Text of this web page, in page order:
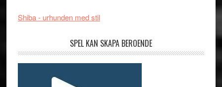
Shiba - urhunden med stil
SPEL KAN SKAPA BEROENDE